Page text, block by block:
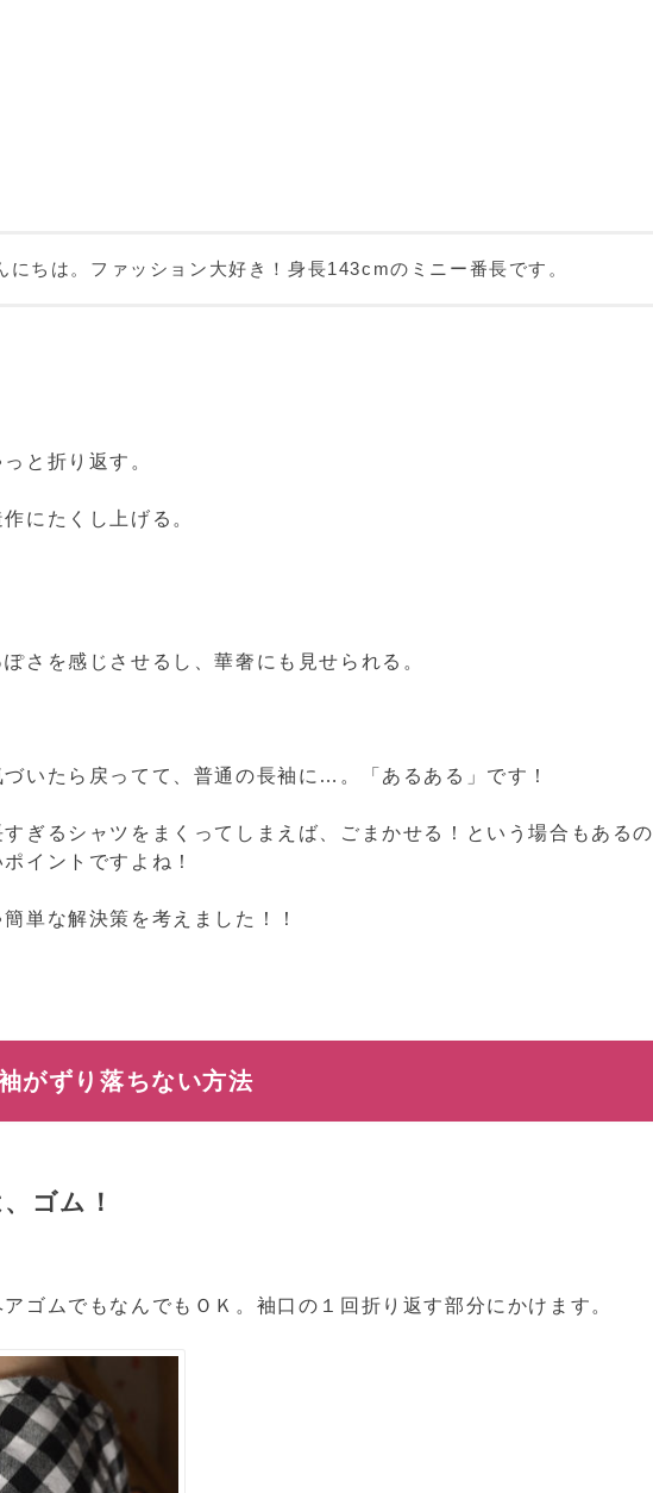
にちは。ファッション大好き！身長143cmのミニー番長です。
と折り返す。
にたくし上げる。
さを感じさせるし、華奢にも見せられる。
いたら戻ってて、普通の長袖に…。「あるある」です！
ぎるシャツをまくってしまえば、ごまかせる！という場合もあるの
イントですよね！
単な解決策を考えました！！
がずり落ちない方法
ゴム！
アゴムでもなんでもＯＫ。袖口の１回折り返す部分にかけます。